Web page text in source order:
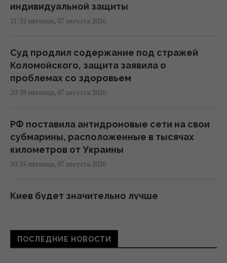
индивидуальной защиты
21:32 пятница, 07 августа 2026
Суд продлил содержание под стражей
Коломойского, защита заявила о
проблемах со здоровьем
20:39 пятница, 07 августа 2026
РФ поставила антидроновые сети на свои
субмарины, расположенные в тысячах
километров от Украины
20:35 пятница, 07 августа 2026
Киев будет значительно лучше
Пантелеев
20:01 пятница, 07 августа 2026
ПОСЛЕДНИЕ НОВОСТИ